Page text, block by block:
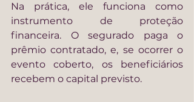
Na prática, ele funciona como
instrumento de proteção
financeira. O segurado paga o
prêmio contratado, e, se ocorrer o
evento coberto, os beneficiários
recebem o capital previsto.